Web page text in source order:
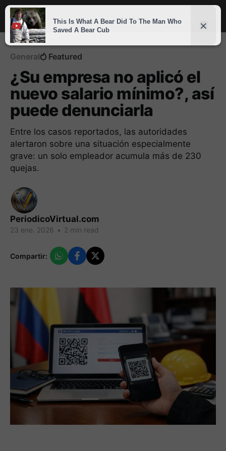
General Featured
¿Su empresa no aplicó el
nuevo salario mínimo?, así
puede denunciarla
Entre los casos reportados, las autoridades
alertaron sobre una situación especialmente
grave: un solo empleador acumula más de 230
quejas.
PeriodicoVirtual.com
23 ene. 2026 • 2 min read
Compartir: